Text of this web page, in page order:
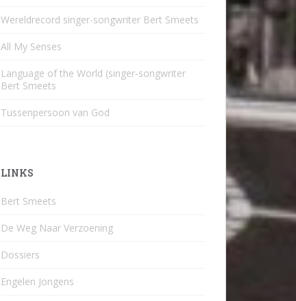
Wereldrecord singer-songwriter Bert Smeets
All My Senses
Language of the World (singer-songwriter
Bert Smeets
Tussenpersoon van God
LINKS
Bert Smeets
De Weg Naar Verzoening
Dossiers
Engelen Jongens